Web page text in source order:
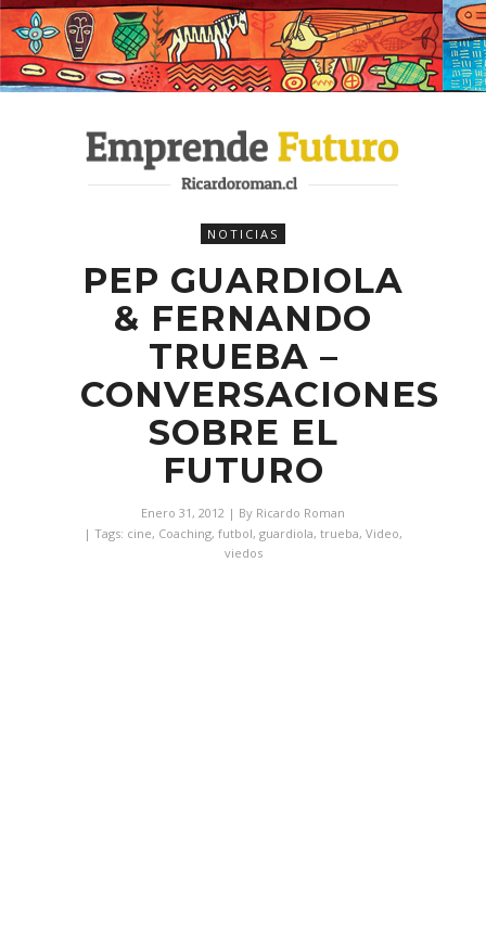
NOTICIAS
PEP GUARDIOLA
& FERNANDO
TRUEBA –
CONVERSACIONES
SOBRE EL
FUTURO
Enero 31, 2012 | By Ricardo Roman
| Tags: cine, Coaching, futbol, guardiola, trueba, Video,
viedos